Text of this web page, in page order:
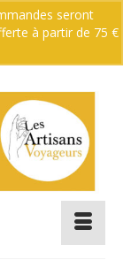
seront
à partir de 75 €